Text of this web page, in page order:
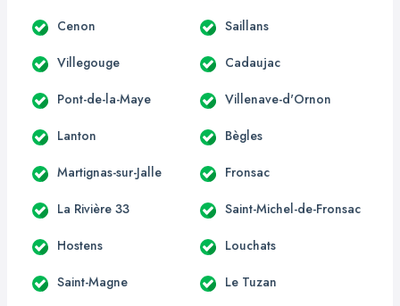
Cenon Saillans
Villegouge Cadaujac
Pont-de-la-Maye Villenave-d'Ornon
Lanton Bègles
Martignas-sur-Jalle Fronsac
La Rivière 33 Saint-Michel-de-Fronsac
Hostens Louchats
Saint-Magne Le Tuzan